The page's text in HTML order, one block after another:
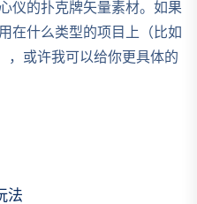
仪的扑克牌矢量素材。如果
在什么类型的项目上（比如
，或许我可以给你更具体的
法